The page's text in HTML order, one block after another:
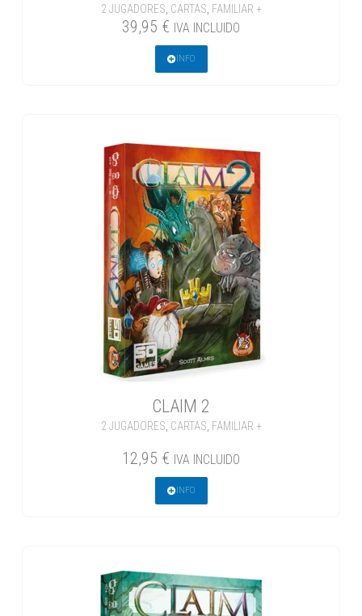
2 JUGADORES CARTAS FAMILIAR +
39,95 € IVA INCLUIDO
INFO
CLAIM 2
2 JUGADORES CARTAS FAMILIAR +
12,95 € IVA INCLUIDO
INFO